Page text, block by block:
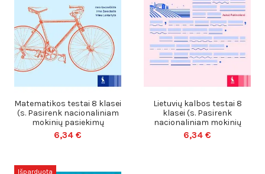
Matematikos testai 8 klasei
(s. Pasirenk nacionaliniam
mokinių pasiekimų
6,34 €
Lietuvių kalbos testai 8
klasei (s. Pasirenk
nacionaliniam mokinių
pasiekimų
6,34 €
Išparduota